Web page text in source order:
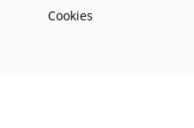
Cookies